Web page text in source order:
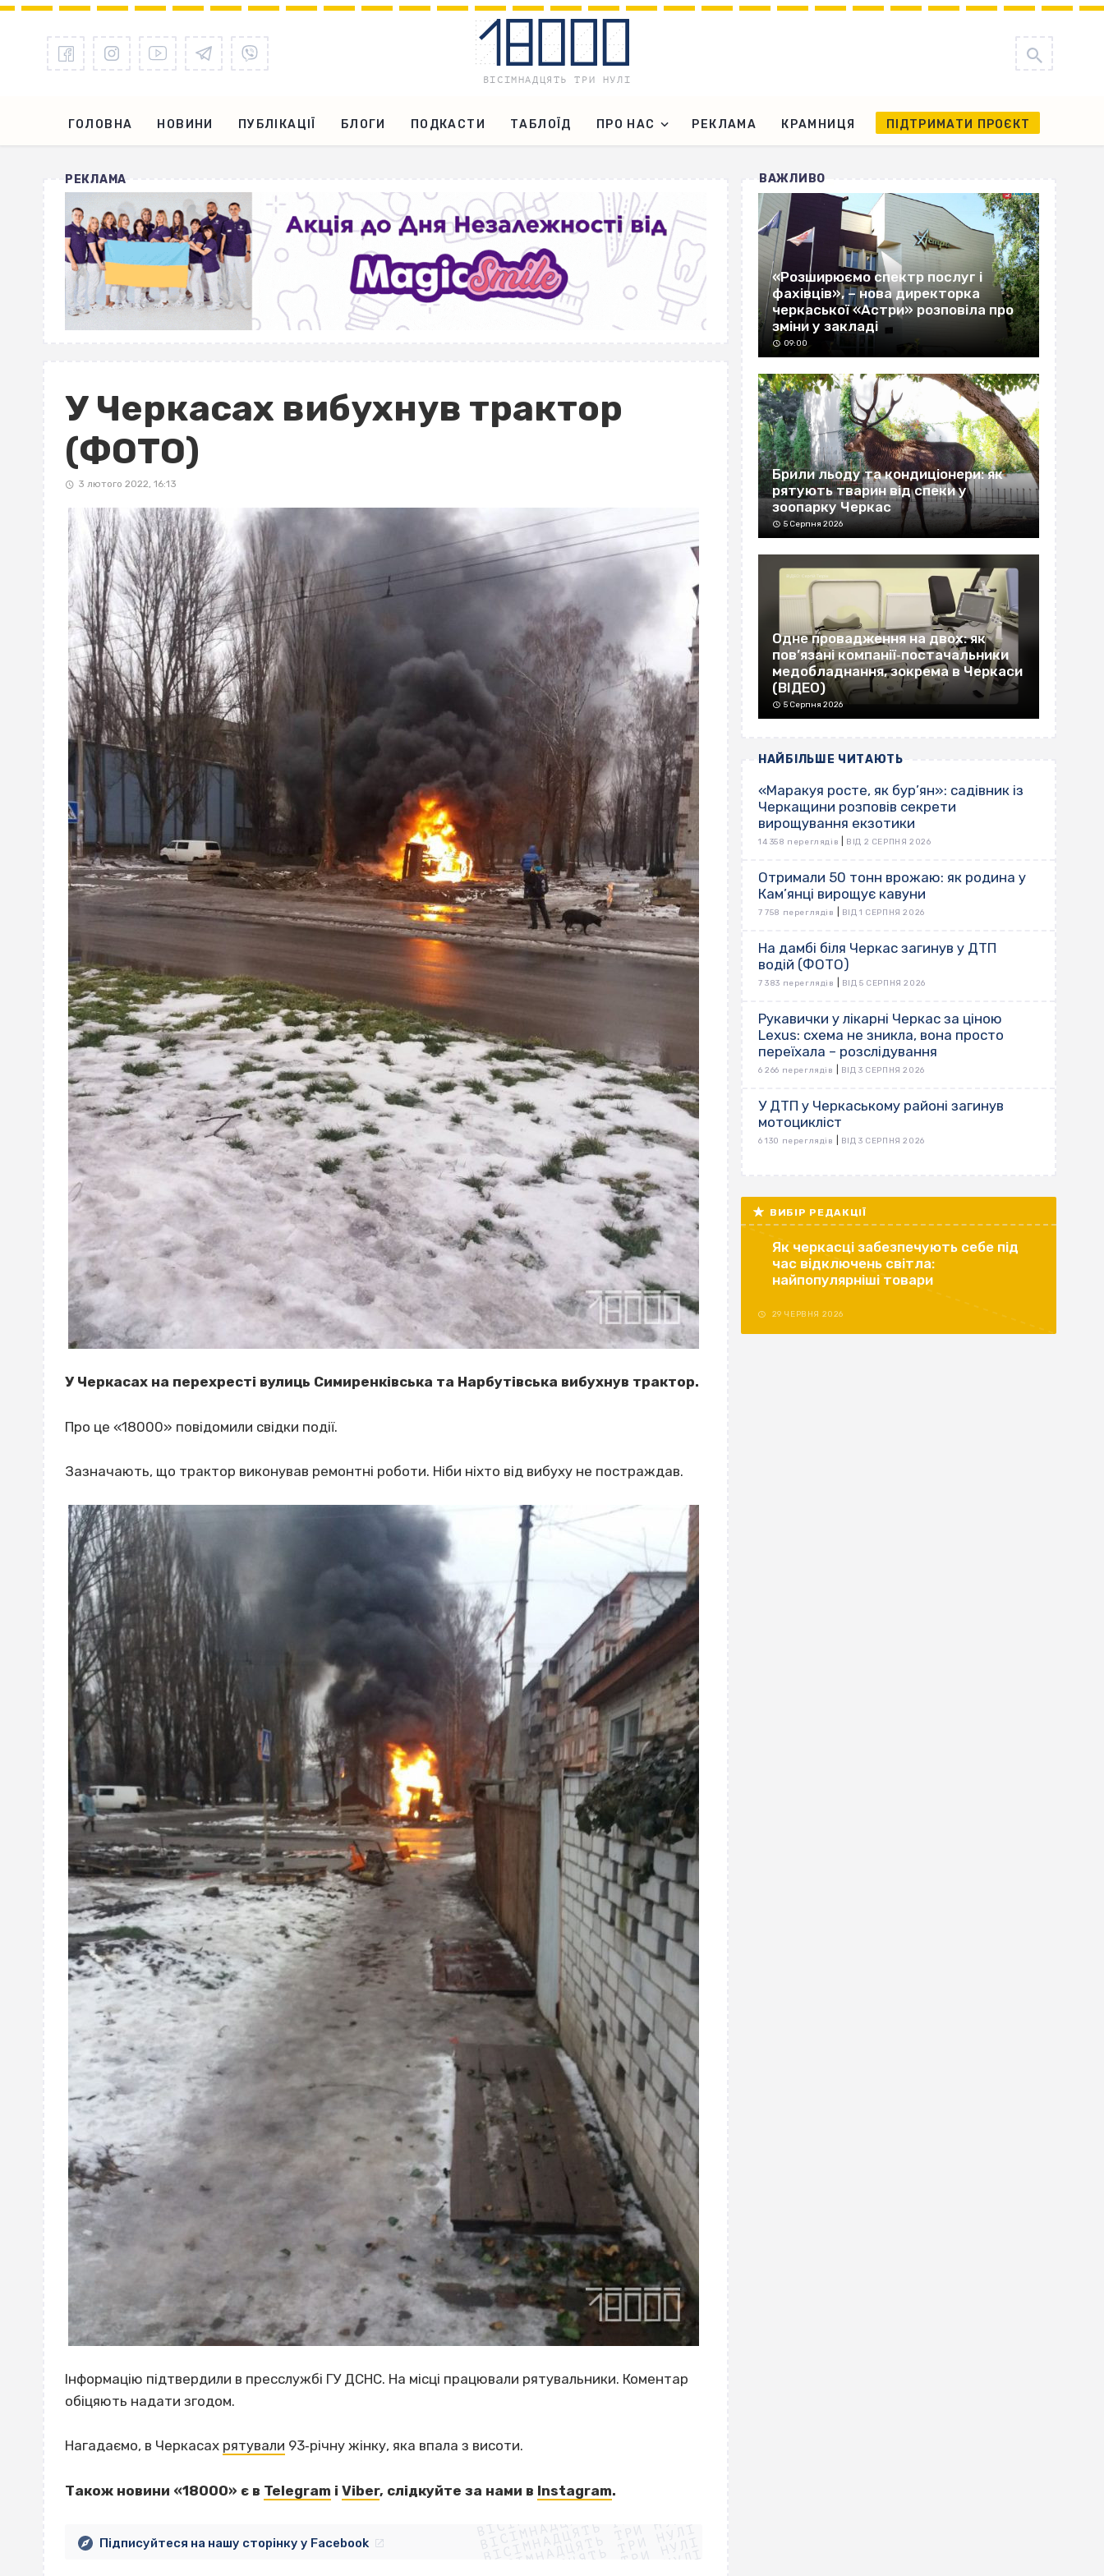
ГОЛОВНА НОВИНИ ПУБЛІКАЦІЇ БЛОГИ ПОДКАСТИ ТАБЛОЇД ПРО НАС РЕКЛАМА КРАМНИЦЯ ПІДТРИМАТИ ПРОЄКТ
РЕКЛАМА
У Черкасах вибухнув трактор
(ФОТО)
3 лютого 2022, 16:13
У Черкасах на перехресті вулиць Симиренківська та Нарбутівська вибухнув трактор.
Про це «18000» повідомили свідки події.
Зазначають, що трактор виконував ремонтні роботи. Ніби ніхто від вибуху не постраждав.
Інформацію підтвердили в пресслужбі ГУ ДСНС. На місці працювали рятувальники. Коментар
обіцяють надати згодом.
Нагадаємо, в Черкасах рятували 93‐річну жінку, яка впала з висоти.
Також новини «18000» є в Telegram і Viber, слідкуйте за нами в Instagram.
ВІСІМНАДЦЯТЬ ТРИ НУЛІ
ВІСІМНАДЦЯТЬ ТРИ НУЛІ
ВІСІМНАДЦЯТЬ ТРИ НУЛІ
ВІСІМНАДЦЯТЬ ТРИ НУЛІ
ВІСІМНАДЦЯТЬ ТРИ НУЛІ
Підписуйтеся на нашу сторінку у Facebook
ВАЖЛИВО
«Розширюємо спектр послуг і
фахівців», – нова директорка
черкаської «Астри» розповіла про
зміни у закладі
09:00
Брили льоду та кондиціонери: як
рятують тварин від спеки у
зоопарку Черкас
5 Серпня 2026
Одне провадження на двох: як
пов’язані компанії‐постачальники
медобладнання, зокрема в Черкаси
(ВІДЕО)
5 Серпня 2026
НАЙБІЛЬШЕ ЧИТАЮТЬ
«Маракуя росте, як бур’ян»: садівник із
Черкащини розповів секрети
вирощування екзотики
14 358 переглядів ВІД 2 СЕРПНЯ 2026
Отримали 50 тонн врожаю: як родина у
Кам’янці вирощує кавуни
7 758 переглядів ВІД 1 СЕРПНЯ 2026
На дамбі біля Черкас загинув у ДТП
водій (ФОТО)
7 383 переглядів ВІД 5 СЕРПНЯ 2026
Рукавички у лікарні Черкас за ціною
Lexus: схема не зникла, вона просто
переїхала – розслідування
6 266 переглядів ВІД 3 СЕРПНЯ 2026
У ДТП у Черкаському районі загинув
мотоцикліст
6 130 переглядів ВІД 3 СЕРПНЯ 2026
ВИБІР РЕДАКЦІЇ
Як черкасці забезпечують себе під
час відключень світла:
найпопулярніші товари
29 ЧЕРВНЯ 2026